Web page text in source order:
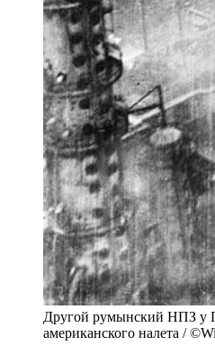
Другой румынский НПЗ у
американского налета /